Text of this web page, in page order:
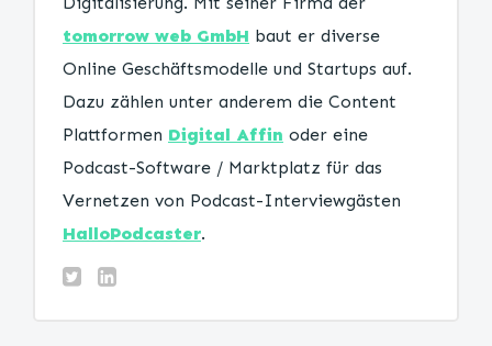
tomorrow web GmbH baut er diverse
Online Geschäftsmodelle und Startups auf.
Dazu zählen unter anderem die Content
Plattformen Digital Affin oder eine
Podcast-Software / Marktplatz für das
Vernetzen von Podcast-Interviewgästen
HalloPodcaster.